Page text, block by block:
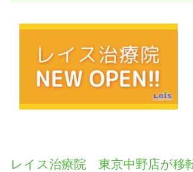
レイス治療院 東京中野店が移